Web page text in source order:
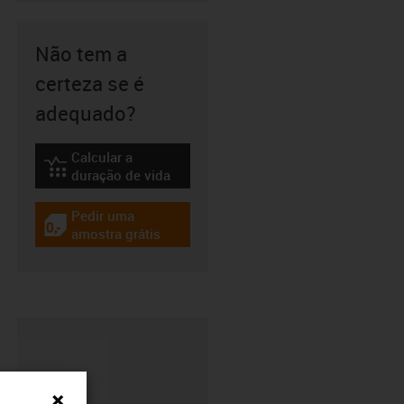
Não tem a
certeza se é
adequado?
igus-icon-lebensdauerrechner
Calcular a
duração de vida
igus-icon-gratismuster
Pedir uma
amostra grátis